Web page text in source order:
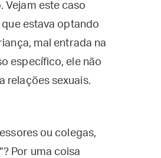
Vejam este caso
estava optando
mal entrada na
específico, ele não
relações sexuais.
ou colegas,
Por uma coisa